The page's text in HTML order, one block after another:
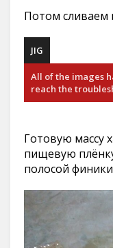
Потом сливаем
JIG
All of the images
reach the
Готовую массу
пищевую
полосой